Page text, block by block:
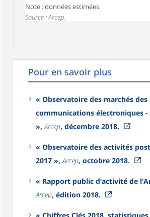
Note : données estimées.
Source : Arcep.
Pour en savoir plus
« Observatoire des marchés des
communications électroniques -
»,Arcep, décembre 2018.
« Observatoire des activités
2017 »,Arcep, octobre 2018.
« Rapport public d’activité de
Arcep, édition 2018.